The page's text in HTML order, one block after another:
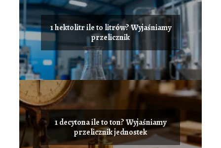
1 hektolitr ile to litrów? Wyjaśniamy
przelicznik
1 decytona ile to ton? Wyjaśniamy
przelicznik jednostek